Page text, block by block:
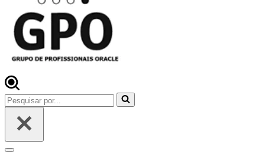
Pesquisar
por...